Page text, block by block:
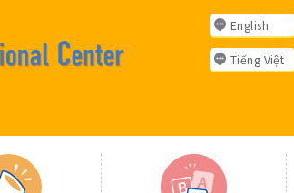
English
Tiếng Việt